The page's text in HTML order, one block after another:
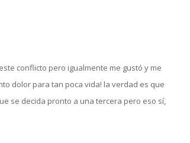
conflicto pero igualmente me gustó y me
dolor para tan poca vida! la verdad es que
se decida pronto a una tercera pero eso sí,